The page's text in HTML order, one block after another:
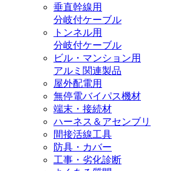
垂直幹線用
分岐付ケーブル
トンネル用
分岐付ケーブル
ビル・マンション用
アルミ関連製品
屋外配電用
無停電バイパス機材
端末・接続材
ハーネス＆アセンブリ
間接活線工具
防具・カバー
工事・劣化診断